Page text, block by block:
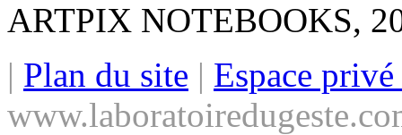
ARTPIX NOTEBOOKS,
| Plan du site | Espace privé